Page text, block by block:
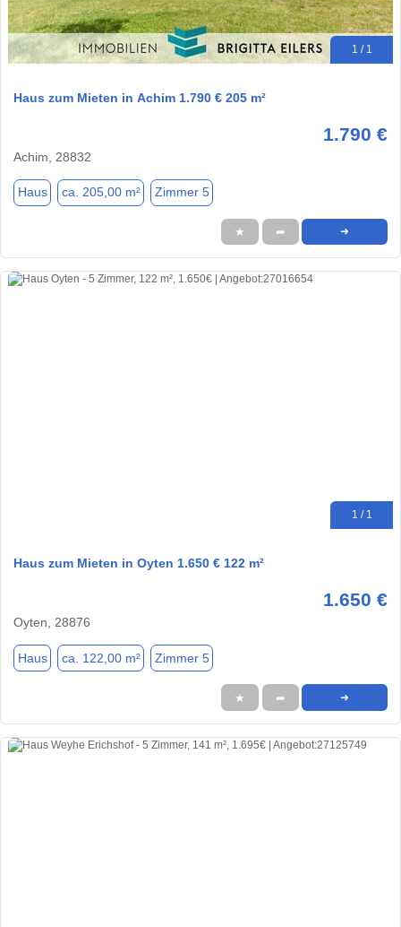
1 / 1
Haus zum Mieten in Achim 1.790 € 205 m²
1.790 €
Achim, 28832
Haus ca. 205,00 m² Zimmer 5
★ ➦ ➜
1 / 1
Haus zum Mieten in Oyten 1.650 € 122 m²
1.650 €
Oyten, 28876
Haus ca. 122,00 m² Zimmer 5
★ ➦ ➜